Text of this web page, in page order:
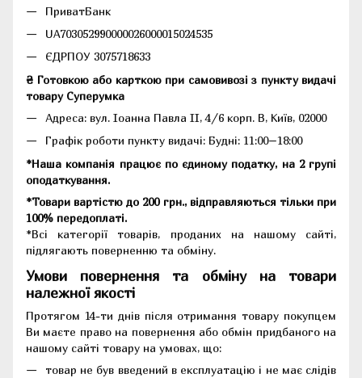
ПриватБанк
UA703052990000026000015024535
ЄДРПОУ 3075718633
₴ Готовкою або карткою при самовивозі з пункту видачі
товару Суперумка
Адреса: вул. Іоанна Павла II, 4/6 корп. В, Київ, 02000
Графік роботи пункту видачі: Будні: 11:00–18:00
*Наша компанія працює по єдиному податку, на 2 групі
оподаткування.
*Товари вартістю до 200 грн., відправляються тільки при
100% передоплаті.
*Всі категорії товарів, проданих на нашому сайті,
підлягають поверненню та обміну.
Умови повернення та обміну на товари
належної якості
Протягом 14-ти днів після отримання товару покупцем
Ви маєте право на повернення або обмін придбаного на
нашому сайті товару на умовах, що:
товар не був введений в експлуатацію і не має слідів